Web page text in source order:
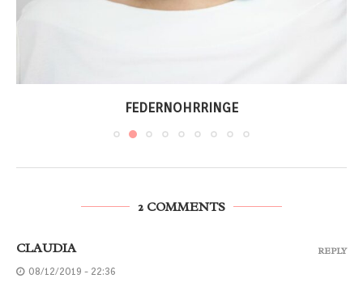
FEDERNOHRRINGE
2 COMMENTS
CLAUDIA
08/12/2019 - 22:36
REPLY